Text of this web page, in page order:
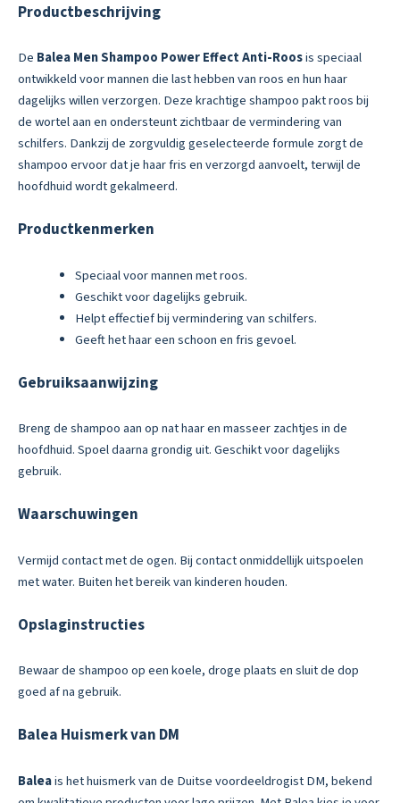
Productbeschrijving
De Balea Men Shampoo Power Effect Anti-Roosis speciaal
ontwikkeld voor mannen die last hebben van roos en hun haar
dagelijks willen verzorgen. Deze krachtige shampoo pakt roos bij
de wortel aan en ondersteunt zichtbaar de vermindering van
schilfers. Dankzij de zorgvuldig geselecteerde formule zorgt de
shampoo ervoor dat je haar fris en verzorgd aanvoelt, terwijl de
hoofdhuid wordt gekalmeerd.
Productkenmerken
Speciaal voor mannen met roos.
Geschikt voor dagelijks gebruik.
Helpt effectief bij vermindering van schilfers.
Geeft het haar een schoon en fris gevoel.
Gebruiksaanwijzing
Breng de shampoo aan op nat haar en masseer zachtjes in de
hoofdhuid. Spoel daarna grondig uit. Geschikt voor dagelijks
gebruik.
Waarschuwingen
Vermijd contact met de ogen. Bij contact onmiddellijk uitspoelen
met water. Buiten het bereik van kinderen houden.
Opslaginstructies
Bewaar de shampoo op een koele, droge plaats en sluit de dop
goed af na gebruik.
Balea Huismerk van DM
Baleais het huismerk van de Duitse voordeeldrogist DM, bekend